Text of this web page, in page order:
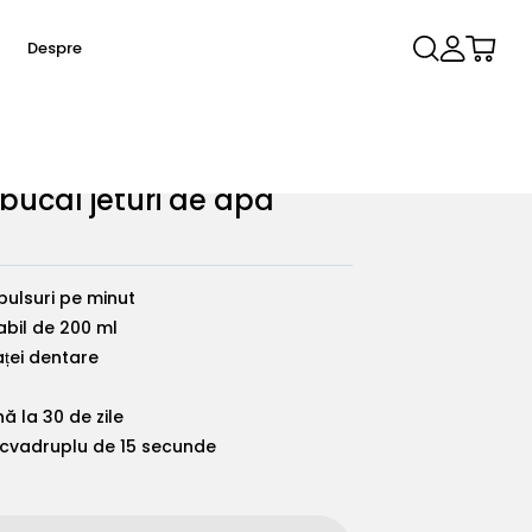
X Elite 10
NOU
Despre Autentificare
Cart
jeturi de apă
pe minut
de 200 ml
dentare
la 30 de zile
de 15 secunde